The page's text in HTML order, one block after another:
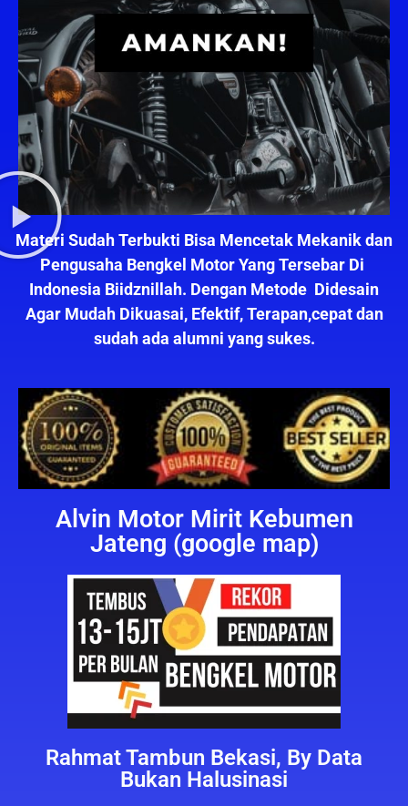
Materi Sudah Terbukti Bisa Mencetak Mekanik dan
Pengusaha Bengkel Motor Yang Tersebar Di
Indonesia Biidznillah. Dengan Metode Didesain
Agar Mudah Dikuasai, Efektif, Terapan,cepat dan
sudah ada alumni yang sukes.
Alvin Motor Mirit Kebumen
Jateng (google map)
Rahmat Tambun Bekasi, By Data
Bukan Halusinasi